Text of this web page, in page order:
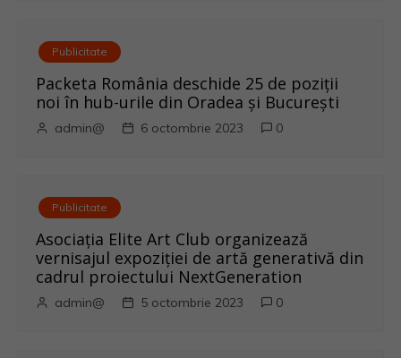
Publicitate
Packeta România deschide 25 de poziții
noi în hub-urile din Oradea și București
admin@ 6 octombrie 2023 0
Publicitate
Asociația Elite Art Club organizează
vernisajul expoziției de artă generativă din
cadrul proiectului NextGeneration
admin@ 5 octombrie 2023 0